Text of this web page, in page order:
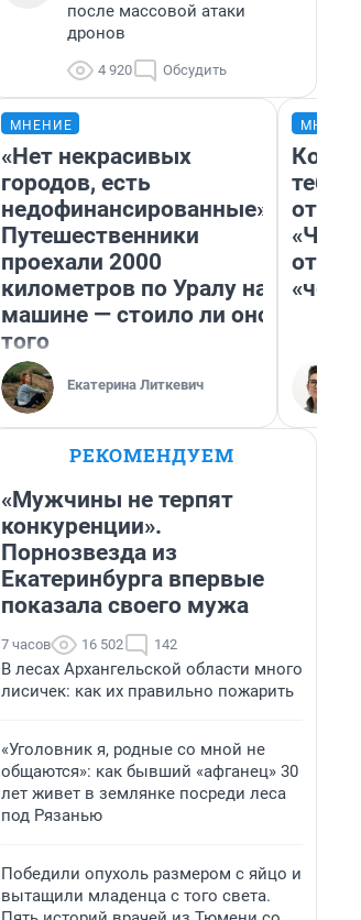
после массовой атаки
дронов
4 920 Обсудить
МНЕНИЕ
«Нет некрасивых
городов, есть
недофинансированные».
Путешественники
проехали 2000
километров по Уралу на
машине — стоило ли оно
того
Екатерина Литкевич
тебя
РЕКОМЕНДУЕМ
«Мужчины не терпят
конкуренции».
Порнозвезда из
Екатеринбурга впервые
показала своего мужа
7 часов 16 502 142
В лесах Архангельской области много
лисичек: как их правильно пожарить
«Уголовник я, родные со мной не
общаются»: как бывший «афганец» 30
лет живет в землянке посреди леса
под Рязанью
Победили опухоль размером с яйцо и
вытащили младенца с того света.